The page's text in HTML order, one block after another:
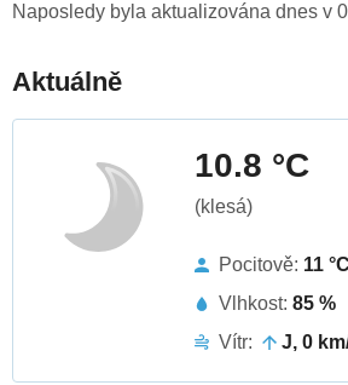
Naposledy byla aktualizována dnes v
Aktuálně
10.8 °C
(klesá)
Pocitově: 11 °C
Vlhkost: 85 %
Vítr:
J, 0